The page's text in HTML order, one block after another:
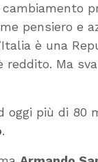
pensiero e
è una
reddito.
oggi più di
.